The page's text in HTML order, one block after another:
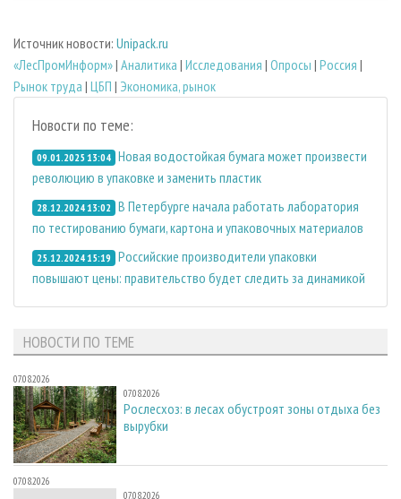
Источник новости: Unipack.ru
«ЛесПромИнформ»| Аналитика | Исследования | Опросы | Россия |
Рынок труда | ЦБП | Экономика, рынок
Новости по теме:
09.01.2025 13:04 Новая водостойкая бумага может произвести
революцию в упаковке и заменить пластик
28.12.2024 13:02 В Петербурге начала работать лаборатория
по тестированию бумаги, картона и упаковочных материалов
25.12.2024 15:19 Российские производители упаковки
повышают цены: правительство будет следить за динамикой
НОВОСТИ ПО ТЕМЕ
07.08.2026
07.08.2026
Рослесхоз: в лесах обустроят зоны отдыха без
вырубки
07.08.2026
07.08.2026